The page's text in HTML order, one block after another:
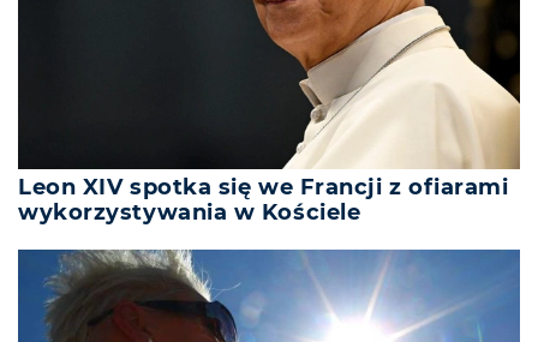
Leon XIV spotka się we Francji z ofiarami
wykorzystywania w Kościele